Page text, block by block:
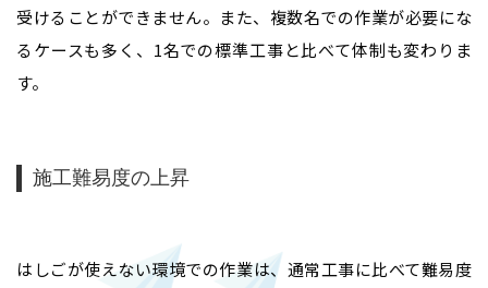
受けることができません。また、複数名での作業が必要にな
るケースも多く、1名での標準工事と比べて体制も変わりま
す。
施工難易度の上昇
はしごが使えない環境での作業は、通常工事に比べて難易度